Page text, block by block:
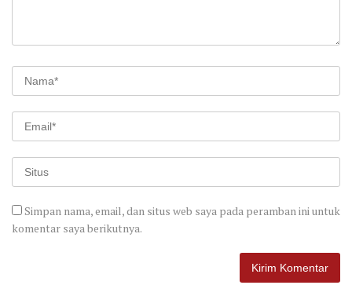
Simpan nama, email, dan situs web saya pada peramban ini untuk
komentar saya berikutnya.